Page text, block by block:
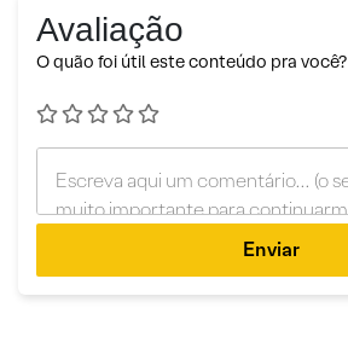
Avaliação
O quão foi útil este conteúdo pra você?
Enviar